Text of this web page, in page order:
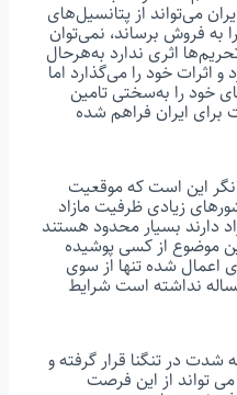
می‌تواند از پتانسیل‌های
به فروش برساند، نمی‌توان
اثری ندارد به‌هرحال
اثرات خود را می‌گذارد اما
خود را به‌سختی تامین
ایران فراهم شده
این است که موقعیت
زیادی ظرفیت مازاد
دارند بسیار محدود هستند
موضوع از کسی پوشیده
اعمال شده تنها از سوی
نداشته است شرایط
شدت در تنگنا قرار گرفته و
تواند از این فرصت